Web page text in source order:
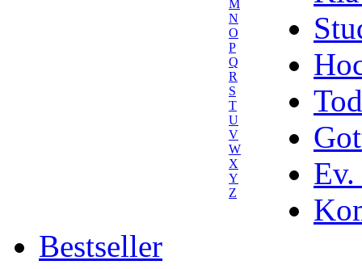
M
N
O
P
Q
R
S
T
U
V
W
X
Y
Z
Ev.
Bestseller